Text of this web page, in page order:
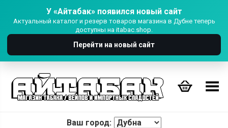
У «Айтабак» появился новый сайт
Актуальный каталог и резерв товаров магазина в Дубне теперь
доступны на itabac.shop.
Перейти на новый сайт
Переключить Меню
Ваш город: